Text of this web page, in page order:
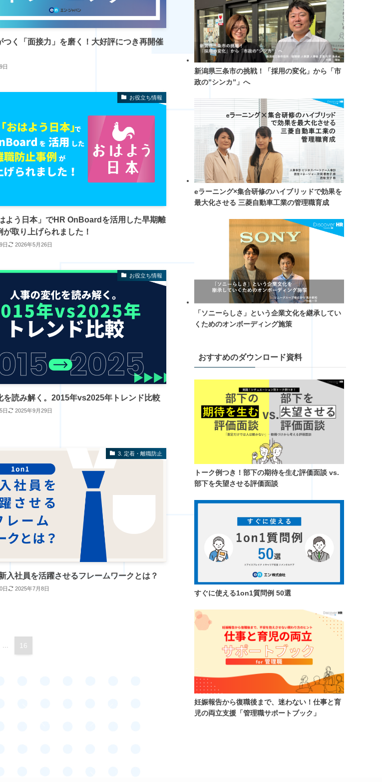
つく「面接力」を磨く！大好評につき再開催
日
お役立ち情報
よう日本」でHR OnBoardを活用した早期離
が取り上げられました！
日 2026年5月26日
お役立ち情報
を読み解く。2015年vs2025年トレンド比較
日 2025年9月29日
3. 定着・離職防止
入社員を活躍させるフレームワークとは？
日 2025年7月8日
16
新潟県三条市の挑戦！「採用の変化」から「市
政の”シンカ”」へ
eラーニング×集合研修のハイブリッドで効果を
最大化させる 三菱自動車工業の管理職育成
「ソニーらしさ」という企業文化を継承してい
くためのオンボーディング施策
おすすめのダウンロード資料
トーク例つき！​部下の期待を生む評価面談 vs.
部下を失望させる評価面談
すぐに使える1on1質問例 50選
妊娠報告から復職後まで、迷わない！仕事と育
児の両立支援「管理職サポートブック」